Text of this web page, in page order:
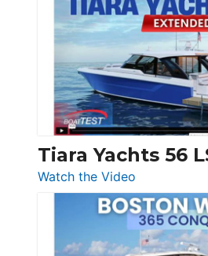
F58
Flybridge
at
Boot
Düsseldorf
V33
SF
Tiara Yachts 56
Watch the Video
Tiara
Yachts
56